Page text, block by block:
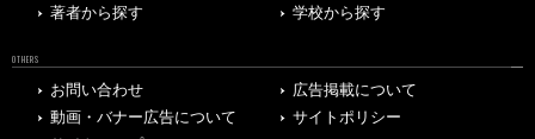
著者から探す
学校から探す
OTHERS
お問い合わせ
広告掲載について
動画・バナー広告について
サイトポリシー